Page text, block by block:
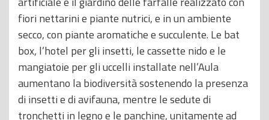
fiori nettarini e piante nutrici, e in un ambiente
secco, con piante aromatiche e succulente. Le bat
box, l’hotel per gli insetti, le cassette nido e le
mangiatoie per gli uccelli installate nell’Aula
aumentano la biodiversità sostenendo la presenza
di insetti e di avifauna, mentre le sedute di
tronchetti in legno e le panchine, unitamente ad